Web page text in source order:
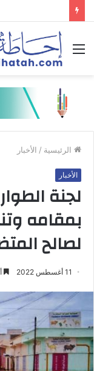
القائمة
الرئيسية / الأخبار
الأخبار
لجنة
بمقامه
لصالح
11 أغسطس 2022